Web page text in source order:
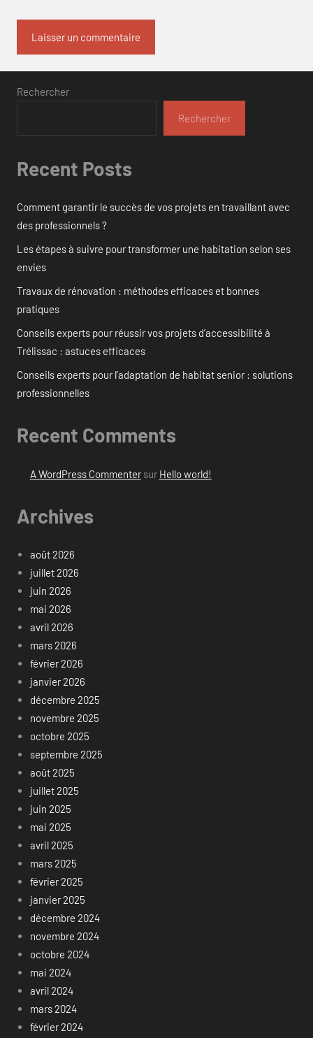
Rechercher
Rechercher
Recent Posts
Comment garantir le succès de vos projets en travaillant avec
des professionnels ?
Les étapes à suivre pour transformer une habitation selon ses
envies
Travaux de rénovation : méthodes efficaces et bonnes
pratiques
Conseils experts pour réussir vos projets d’accessibilité à
Trélissac : astuces efficaces
Conseils experts pour l’adaptation de habitat senior : solutions
professionnelles
Recent Comments
A WordPress Commentersur Hello world!
Archives
août 2026
juillet 2026
juin 2026
mai 2026
avril 2026
mars 2026
février 2026
janvier 2026
décembre 2025
novembre 2025
octobre 2025
septembre 2025
août 2025
juillet 2025
juin 2025
mai 2025
avril 2025
mars 2025
février 2025
janvier 2025
décembre 2024
novembre 2024
octobre 2024
mai 2024
avril 2024
mars 2024
février 2024